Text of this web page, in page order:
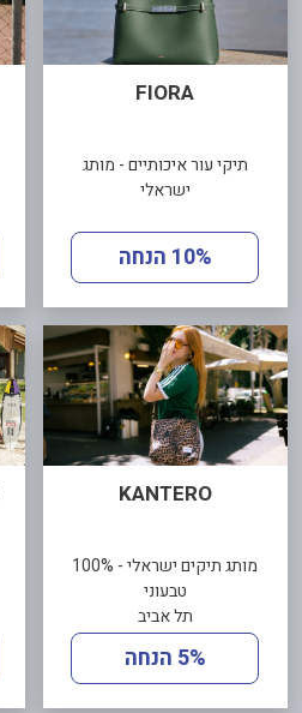
FIORA
תיקי עור איכותיים - מותג
ישראלי
10% הנחה
KANTERO
מותג תיקים ישראלי - 100%
טבעוני
תל אביב
5% הנחה